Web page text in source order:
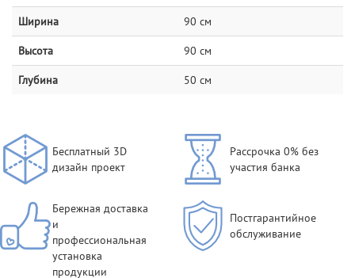
Ширина 90 см
Высота 90 см
Глубина 50 см
Бесплатный 3D
дизайн проект
Рассрочка 0% без
участия банка
Бережная доставка
и
профессиональная
установка
продукции
Постгарантийное
обслуживание